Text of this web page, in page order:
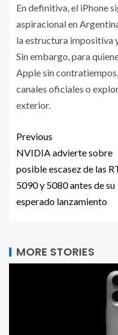
En definitiva, el iPhone
aspiracional en
la estructura impositiva
Sin embargo, para
Apple sin
canales oficiales o
exterior.
Previous
NVIDIA advierte sobre
posible escasez de las
5090 y 5080 antes de su
esperado lanzamiento
MORE STORIES